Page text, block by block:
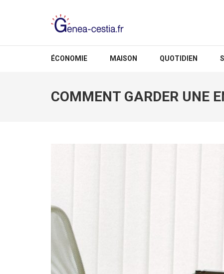
GENEA-CESTIA.FR
ÉCONOMIE MAISON QUOTIDIEN
COMMENT GARDER UNE